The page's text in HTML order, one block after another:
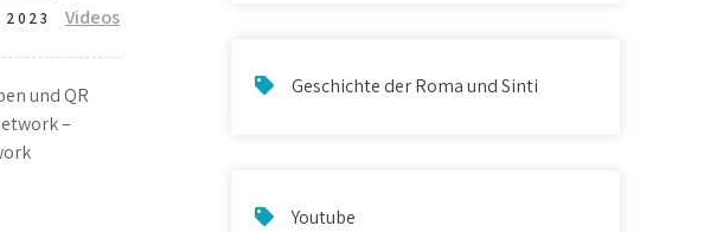
2023 Videos
und QR
–
Geschichte der Roma und Sinti
Youtube